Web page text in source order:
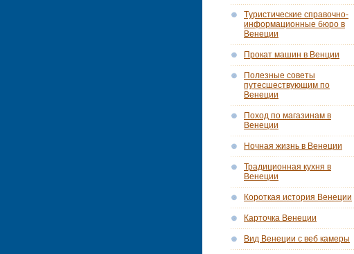
Tуристические справочно-
информационные бюро в
Венеции
Прокат машин в Венции
Полезные советы
путесшествующим по
Венеции
Поход по магазинам в
Венеции
Ночная жизнь в Венеции
Традиционная кухня в
Венеции
Короткая история Венеции
Карточка Венеции
Вид Венеции с веб камеры